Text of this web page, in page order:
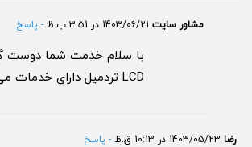
مشاور سایت - پاسخ
با سلام خدمت شما دوست
LCD تردمیل دارای خدمات می باشد
رضا - پاسخ